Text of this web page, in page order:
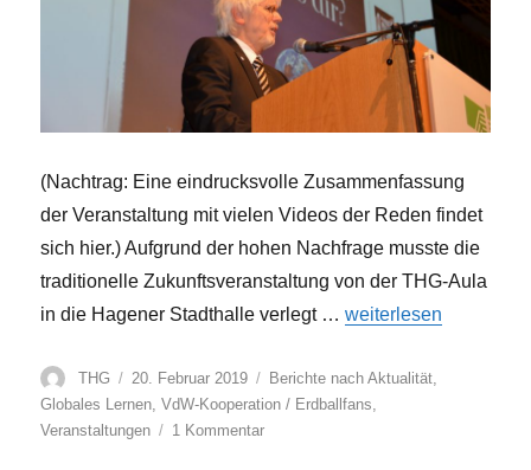
(Nachtrag: Eine eindrucksvolle Zusammenfassung
der Veranstaltung mit vielen Videos der Reden findet
sich hier.) Aufgrund der hohen Nachfrage musste die
traditionelle Zukunftsveranstaltung von der THG-Aula
in die Hagener Stadthalle verlegt …„„Wie geht es dir,
weiterlesen
Autor
THG
Veröffentlicht
am
20. Februar 2019 Kategorien
Berichte nach Aktualität,
Globales Lernen,VdW-Kooperation / Erdballfans,
Veranstaltungen
1 Kommentarzu